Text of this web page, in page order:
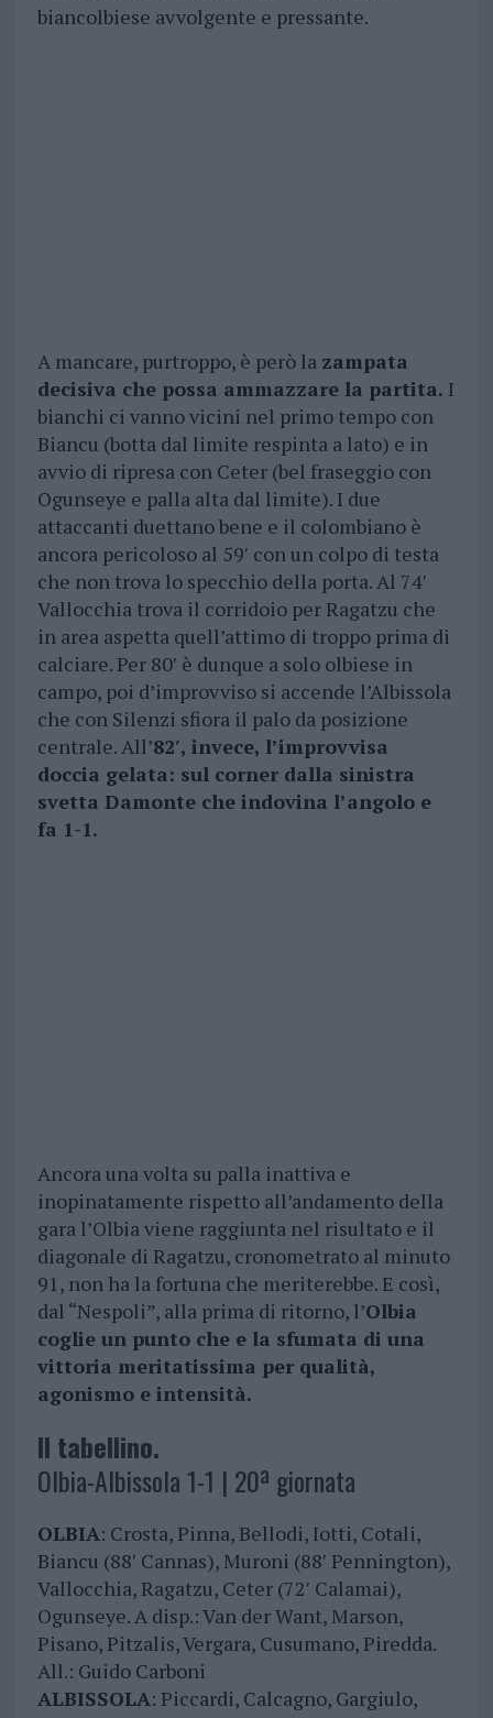
biancolbiese avvolgente e pressante.
A mancare, purtroppo, è però la zampata
decisiva che possa ammazzare la partita. I
bianchi ci vanno vicini nel primo tempo con
Biancu (botta dal limite respinta a lato) e in
avvio di ripresa con Ceter (bel fraseggio con
Ogunseye e palla alta dal limite). I due
attaccanti duettano bene e il colombiano è
ancora pericoloso al 59′ con un colpo di testa
che non trova lo specchio della porta. Al 74′
Vallocchia trova il corridoio per Ragatzu che
in area aspetta quell’attimo di troppo prima di
calciare. Per 80′ è dunque a solo olbiese in
campo, poi d’improvviso si accende l’Albissola
che con Silenzi sfiora il palo da posizione
centrale. All’82′, invece, l’improvvisa
doccia gelata: sul corner dalla sinistra
svetta Damonte che indovina l’angolo e
fa 1-1.
Ancora una volta su palla inattiva e
inopinatamente rispetto all’andamento della
gara l’Olbia viene raggiunta nel risultato e il
diagonale di Ragatzu, cronometrato al minuto
91, non ha la fortuna che meriterebbe. E così,
dal “Nespoli”, alla prima di ritorno, l’Olbia
coglie un punto che e la sfumata di una
vittoria meritatissima per qualità,
agonismo e intensità.
Il tabellino.
Olbia-Albissola 1-1 | 20ª giornata
OLBIA: Crosta, Pinna, Bellodi, Iotti, Cotali,
Biancu (88′ Cannas), Muroni (88′ Pennington),
Vallocchia, Ragatzu, Ceter (72′ Calamai),
Ogunseye. A disp.: Van der Want, Marson,
Pisano, Pitzalis, Vergara, Cusumano, Piredda.
All.: Guido Carboni
ALBISSOLA: Piccardi, Calcagno, Gargiulo,